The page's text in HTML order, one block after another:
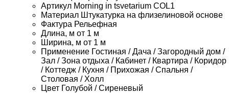
Артикул Morning in tsvetarium COL1
Материал Штукатурка на флизелиновой основе
Фактура Рельефная
Длина, м от 1 м
Ширина, м от 1 м
Применение Гостиная / Дача / Загородный дом /
Зал / Зона отдыха / Кабинет / Квартира / Коридор
/ Коттедж / Кухня / Прихожая / Спальня /
Столовая / Холл
Цвет Голубой / Сиреневый